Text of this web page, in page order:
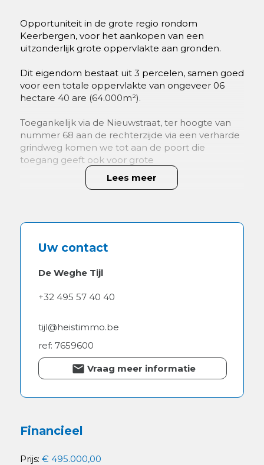
Opportuniteit in de grote regio rondom
Keerbergen, voor het aankopen van een
uitzonderlijk grote oppervlakte aan gronden.
Dit eigendom bestaat uit 3 percelen, samen goed
voor een totale oppervlakte van ongeveer 06
hectare 40 are (64.000m²).
Toegankelijk via de Nieuwstraat, ter hoogte van
nummer 68 aan de rechterzijde via een verharde
grindweg komen we tot aan de poort die
toegang geeft ook voor grote
landbouwvoertuigen tot de eigendommen.
beplanten van gewassen, struiken, plantenteelt,
Op heden niet meer in gebruik, niet verpacht en
investeren als voor eigen gebruik.
Bezoek zeker aan te raden.
Neem gerust contact info@heistimmo.be of
0494 12 25 45.
Lees meer
Uw contact
De Weghe Tijl
+32 495 57 40 40
tijl@heistimmo.be
ref: 7659600
Vraag meer informatie
Financieel
Prijs: € 495.000,00